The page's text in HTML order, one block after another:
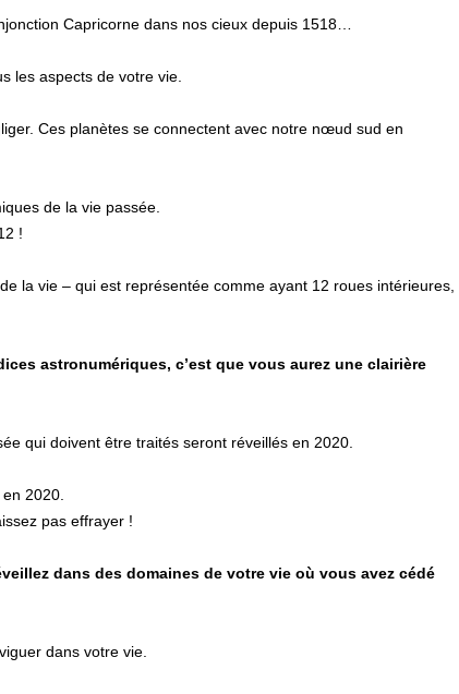
Capricorne dans nos cieux depuis 1518…
les aspects de votre vie.
Ces planètes se connectent avec notre nœud sud en
de la vie passée.
!
la vie – qui est représentée comme ayant 12 roues intérieures,
astronumériques, c’est que vous aurez une clairière
qui doivent être traités seront réveillés en 2020.
2020.
pas effrayer !
dans des domaines de votre vie où vous avez cédé
dans votre vie.